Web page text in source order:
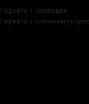
Перейти к навигации
Перейти к основному